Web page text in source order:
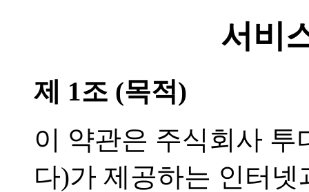
서비
제 1조 (목적)
이 약관은 주식회사
다)가 제공하는 인터